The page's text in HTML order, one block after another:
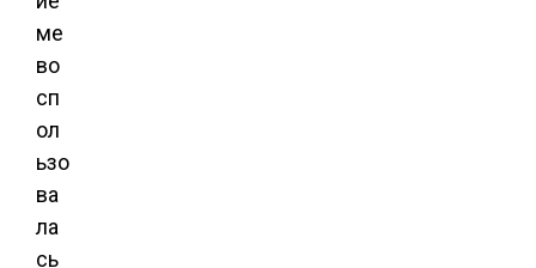
ме
во
сп
ол
ьзо
ва
ла
сь